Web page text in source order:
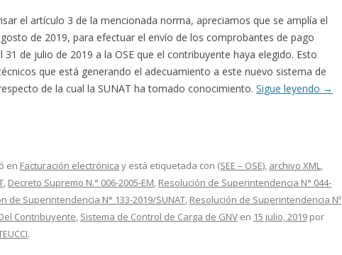
el artículo 3 de la mencionada norma, apreciamos que se amplía el
de 2019, para efectuar el envío de los comprobantes de pago
de julio de 2019 a la OSE que el contribuyente haya elegido. Esto
que está generando el adecuamiento a este nuevo sistema de
de la cual la SUNAT ha tomado conocimiento. Sigue leyendo →
en Facturación electrónica y está etiquetada con (SEE – OSE), archivo XML,
, Decreto Supremo N.° 006-2005-EM, Resolución de Superintendencia N° 044-
de Superintendencia N° 133-2019/SUNAT, Resolución de Superintendencia Nº
Contribuyente, Sistema de Control de Carga de GNV en 15 julio, 2019 por
.